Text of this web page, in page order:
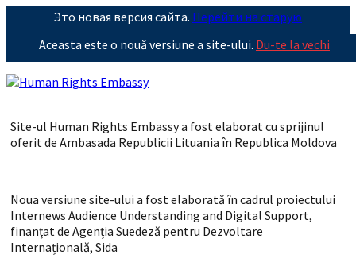
Это новая версия сайта. Перейти на старую
Aceasta este o nouă versiune a site-ului. Du-te la vechi
Site-ul Human Rights Embassy a fost elaborat cu sprijinul
oferit de Ambasada Republicii Lituania în Republica Moldova
Noua versiune site-ului a fost elaborată în cadrul proiectului
Internews Audience Understanding and Digital Support,
finanţat de Agenția Suedeză pentru Dezvoltare
Internațională, Sida